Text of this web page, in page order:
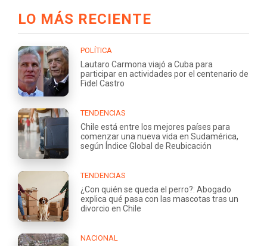
LO MÁS RECIENTE
POLÍTICA
Lautaro Carmona viajó a Cuba para
participar en actividades por el centenario de
Fidel Castro
TENDENCIAS
Chile está entre los mejores países para
comenzar una nueva vida en Sudamérica,
según Índice Global de Reubicación
TENDENCIAS
¿Con quién se queda el perro?: Abogado
explica qué pasa con las mascotas tras un
divorcio en Chile
NACIONAL